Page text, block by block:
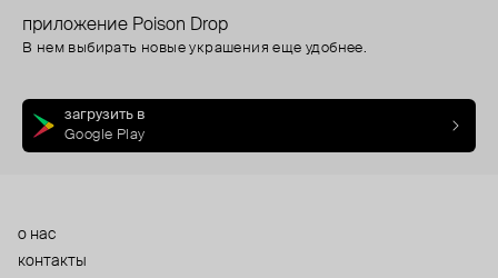
приложение Poison Drop
В нем выбирать новые украшения еще удобнее.
загрузить в
Google Play
о нас
контакты